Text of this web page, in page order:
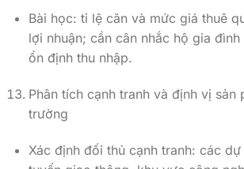
Bài học: tỉ lệ căn và mức giá thuê
lợi nhuận; cần cân nhắc hộ gia đình
ổn định thu nhập.
Phân tích cạnh tranh và định vị sản
trường
Xác định đối thủ cạnh tranh: các